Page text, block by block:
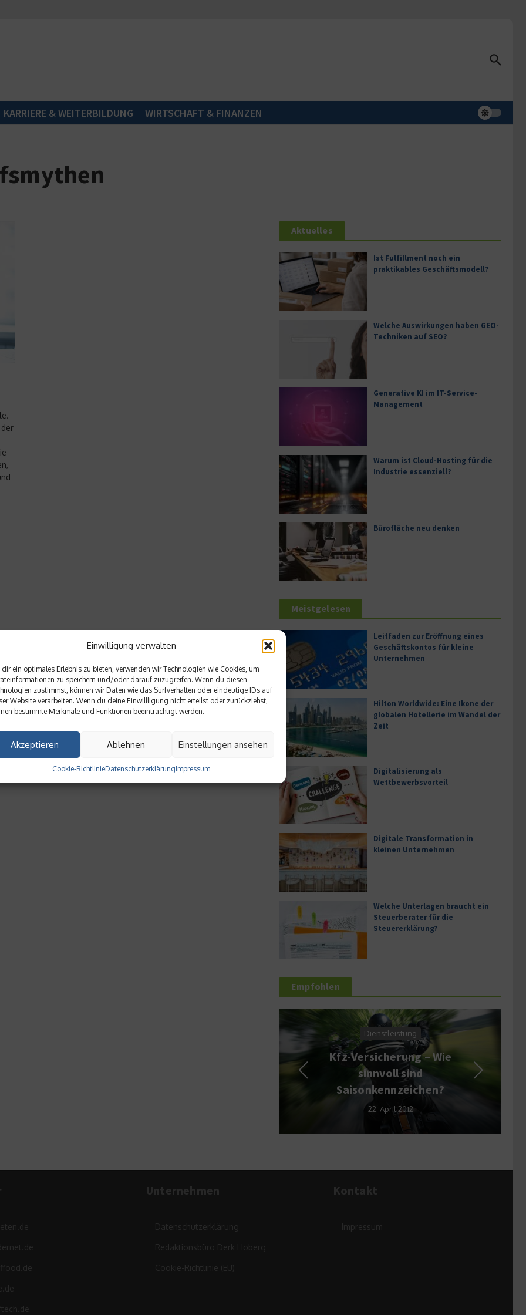
Einwilligung verwalten
dir ein optimales Erlebnis zu bieten, verwenden wir Technologien wie Cookies, um
zu speichern und/oder darauf zuzugreifen. Wenn du diesen
zustimmst, können wir Daten wie das Surfverhalten oder eindeutige IDs auf
Website verarbeiten. Wenn du deine Einwillligung nicht erteilst oder zurückziehst,
bestimmte Merkmale und Funktionen beeinträchtigt werden.
Akzeptieren Ablehnen Einstellungen ansehen
Cookie-RichtlinieDatenschutzerklärungImpressum
KARRIERE & WEITERBILDUNG WIRTSCHAFT & FINANZEN
Aktuelles
Ist Fulfillment noch ein
praktikables Geschäftsmodell?
Welche Auswirkungen haben GEO-
Techniken auf SEO?
Generative KI im IT-Service-
Management
Warum ist Cloud-Hosting für die
Industrie essenziell?
Bürofläche neu denken
Meistgelesen
Leitfaden zur Eröffnung eines
Geschäftskontos für kleine
Unternehmen
Hilton Worldwide: Eine Ikone der
globalen Hotellerie im Wandel der
Zeit
Digitalisierung als
Wettbewerbsvorteil
Digitale Transformation in
kleinen Unternehmen
Welche Unterlagen braucht ein
Steuerberater für die
Steuererklärung?
Empfohlen
Dienstleistung
Kfz-Versicherung – Wie
sinnvoll sind
Saisonkennzeichen?
22. April 2012
Unternehmen
Datenschutzerklärung
Redaktionsbüro Derk Hoberg
Cookie-Richtlinie (EU)
Kontakt
Impressum